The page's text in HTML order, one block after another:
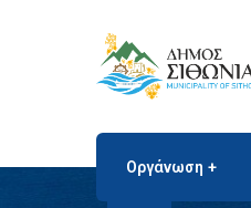
Οργάνωση